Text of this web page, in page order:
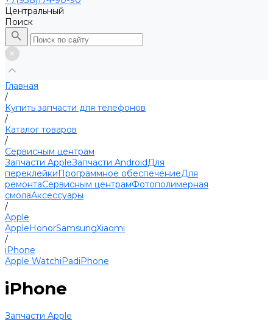
Центральный
Поиск
Главная
/
Купить запчасти для телефонов
/
Каталог товаров
/
Сервисным центрам
Запчасти AppleЗапчасти AndroidДля
переклейкиПрограммное обеспечениеДля
ремонтаСервисным центрамФотополимерная
смолаАксессуары
/
Apple
AppleHonorSamsungXiaomi
/
iPhone
Apple WatchiPadiPhone
iPhone
Запчасти Apple